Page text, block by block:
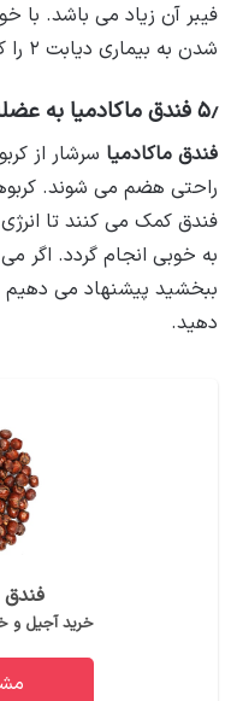
فیبر آن زیاد می باشد. با
شدن به بیماری دیابت ۲ را کاهش دهید.
۵٫ فندق ماکادمیا به عضله سازی کمک می کند
فندق ماکادمیا سرشار از
راحتی هضم می شوند.
فندق کمک می کنند تا
به خوبی انجام گردد. اگر
ببخشید پیشنهاد می دهیم
دهید.
فندق
خرید آجیل و